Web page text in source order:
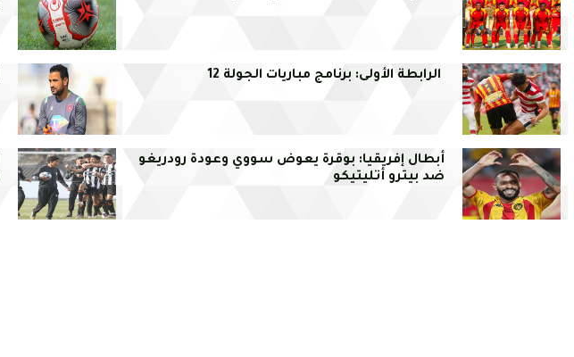
الرابطة الأولى: برنامج مباريات الجولة 12
أبطال إفريقيا: بوقرة يعوض سووي وعودة رودريغو
ضد بيترو أتليتيكو